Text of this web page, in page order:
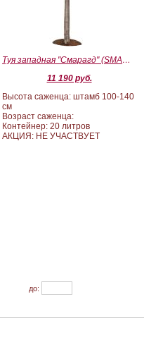
Туя западная "Смарагд" (SMARAGD) ШТАМБ 100-140
11 190 руб.
Высота саженца: штамб 100-140
см
Возраст саженца:
Контейнер: 20 литров
АКЦИЯ: НЕ УЧАСТВУЕТ
до: